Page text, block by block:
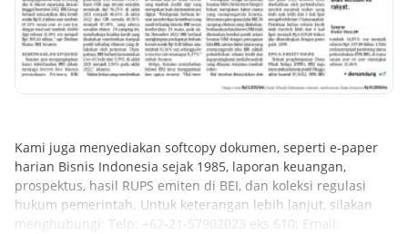
Kami juga menyediakan softcopy dokumen, seperti e-paper
harian Bisnis Indonesia sejak 1985, laporan keuangan,
prospektus, hasil RUPS emiten di BEI, dan koleksi regulasi
hukum pemerintah. Untuk keterangan lebih lanjut, silakan
menghubungi: Telp: +62-21-57902023 eks 610; Email: